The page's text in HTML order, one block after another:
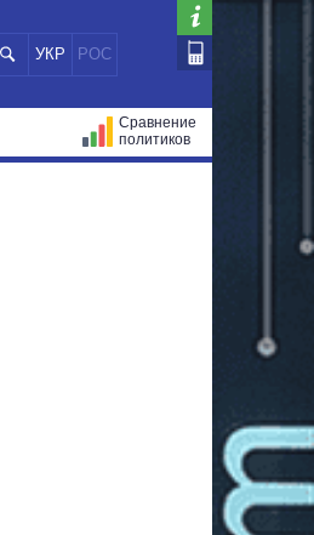
УКР РОС
Сравнение
политиков